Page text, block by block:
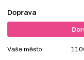
Doprava
Vaše město: